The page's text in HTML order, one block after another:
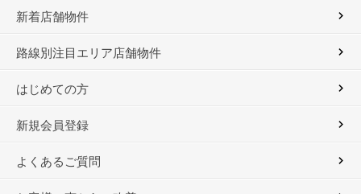
新着店舗物件
路線別注目エリア店舗物件
はじめての方
新規会員登録
よくあるご質問